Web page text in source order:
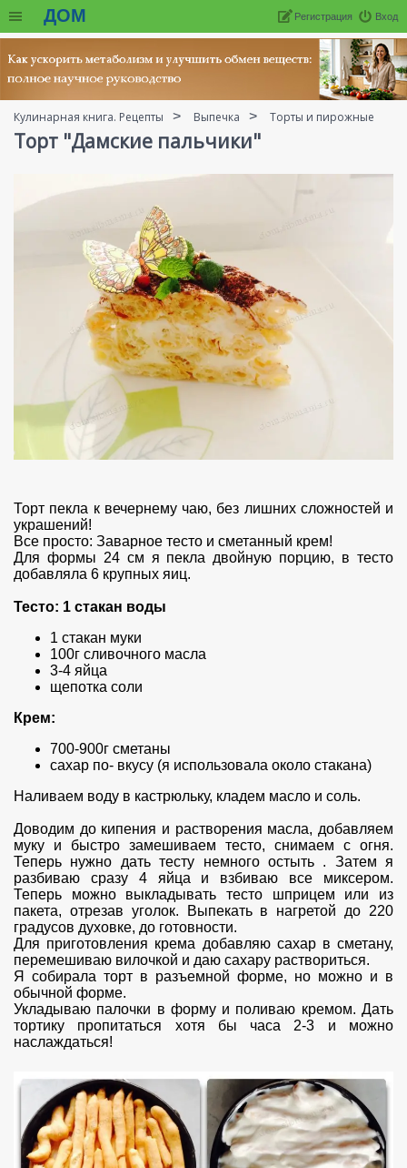
ДОМ Вход
Регистрация
Кулинарная книга. Рецепты Выпечка Торты и пирожные
Торт "Дамские пальчики"
Торт пекла к вечернему чаю, без лишних сложностей и
украшений!
Все просто: Заварное тесто и сметанный крем!
Для формы 24 см я пекла двойную порцию, в тесто
добавляла 6 крупных яиц.
Тесто: 1 стакан воды
1 стакан муки
100г сливочного масла
3-4 яйца
щепотка соли
Крем:
700-900г сметаны
сахар по- вкусу (я использовала около стакана)
Наливаем воду в кастрюльку, кладем масло и соль.
Доводим до кипения и растворения масла, добавляем
муку и быстро замешиваем тесто, снимаем с огня.
Теперь нужно дать тесту немного остыть . Затем я
разбиваю сразу 4 яйца и взбиваю все миксером.
Теперь можно выкладывать тесто шприцем или из
пакета, отрезав уголок. Выпекать в нагретой до 220
градусов духовке, до готовности.
Для приготовления крема добавляю сахар в сметану,
перемешиваю вилочкой и даю сахару раствориться.
Я собирала торт в разъемной форме, но можно и в
обычной форме.
Укладываю палочки в форму и поливаю кремом. Дать
тортику пропитаться хотя бы часа 2-3 и можно
наслаждаться!